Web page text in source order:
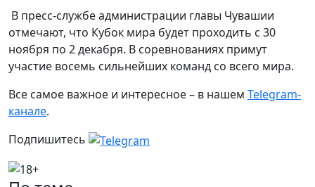
В пресс-службе администрации главы Чувашии
отмечают, что Кубок мира будет проходить с 30
ноября по 2 декабря. В соревнованиях примут
участие восемь сильнейших команд со всего мира.
Все самое важное и интересное – в нашем Telegram-
канале.
Подпишитесь